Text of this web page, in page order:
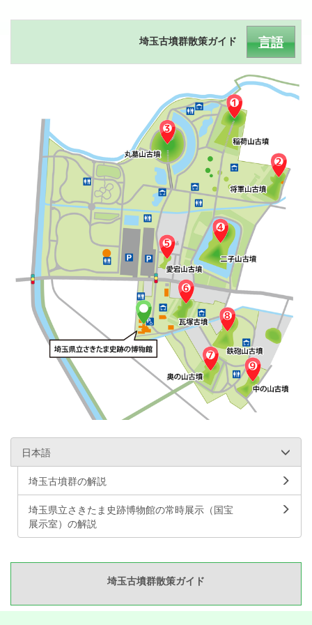
埼玉古墳群散策ガイド 言語
日本語
埼玉古墳群の解説
埼玉県立さきたま史跡博物館の常時展示（国宝
展示室）の解説
埼玉古墳群散策ガイド